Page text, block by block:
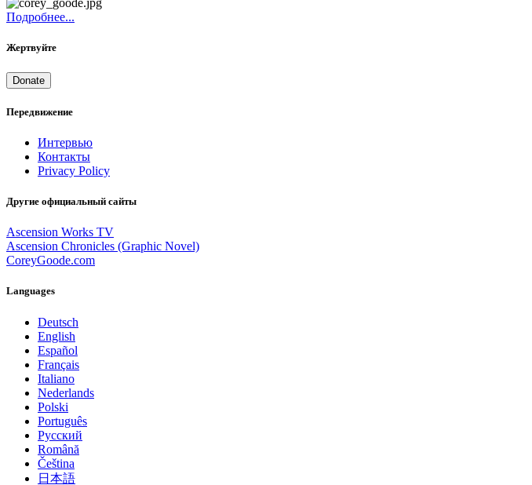
Подробнее...
Жертвуйте
Donate
Передвижение
Интервью
Контакты
Privacy Policy
Другие официальный сайты
Ascension Works TV
Ascension Chronicles (Graphic Novel)
CoreyGoode.com
Languages
Deutsch
English
Español
Français
Italiano
Nederlands
Polski
Português
Pусский
Română
Čeština
日本語